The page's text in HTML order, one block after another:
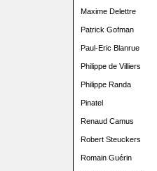
Maxime Delettre
Patrick Gofman
Paul-Eric Blanrue
Philippe de Villiers
Philippe Randa
Pinatel
Renaud Camus
Robert Steuckers
Romain Guérin